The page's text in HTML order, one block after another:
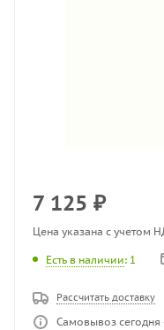
7 125 ₽
Цена указана с учетом
Есть в наличии: 1
Рассчитать доставку
Самовывоз сегодня